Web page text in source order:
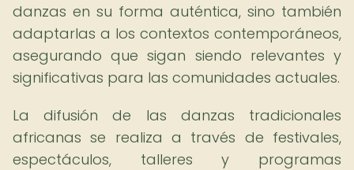
danzas en su forma auténtica, sino también
adaptarlas a los contextos contemporáneos,
asegurando que sigan siendo relevantes y
significativas para las comunidades actuales.
La difusión de las danzas tradicionales
africanas se realiza a través de festivales,
espectáculos, talleres y programas